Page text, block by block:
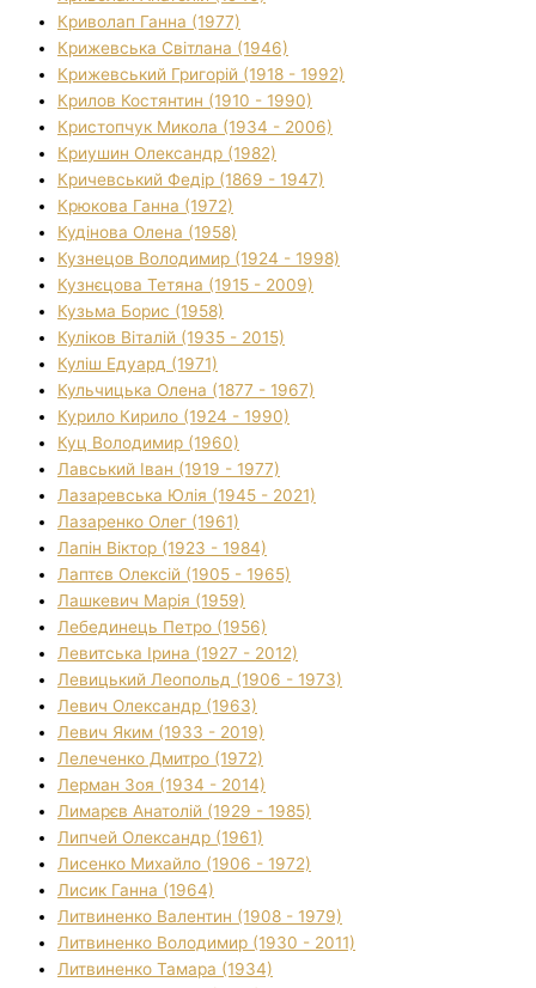
Криволап Ганна (1977)
Крижевська Світлана (1946)
Крижевський Григорій (1918 - 1992)
Крилов Костянтин (1910 - 1990)
Кристопчук Микола (1934 - 2006)
Криушин Олександр (1982)
Кричевський Федір (1869 - 1947)
Крюкова Ганна (1972)
Кудінова Олена (1958)
Кузнецов Володимир (1924 - 1998)
Кузнєцова Тетяна (1915 - 2009)
Кузьма Борис (1958)
Куліков Віталій (1935 - 2015)
Куліш Едуард (1971)
Кульчицька Олена (1877 - 1967)
Курило Кирило (1924 - 1990)
Куц Володимир (1960)
Лавський Іван (1919 - 1977)
Лазаревська Юлія (1945 - 2021)
Лазаренко Олег (1961)
Лапін Віктор (1923 - 1984)
Лаптєв Олексій (1905 - 1965)
Лашкевич Марія (1959)
Лебединець Петро (1956)
Левитська Ірина (1927 - 2012)
Левицький Леопольд (1906 - 1973)
Левич Олександр (1963)
Левич Яким (1933 - 2019)
Лелеченко Дмитро (1972)
Лерман Зоя (1934 - 2014)
Лимарєв Анатолій (1929 - 1985)
Липчей Олександр (1961)
Лисенко Михайло (1906 - 1972)
Лисик Ганна (1964)
Литвиненко Валентин (1908 - 1979)
Литвиненко Володимир (1930 - 2011)
Литвиненко Тамара (1934)